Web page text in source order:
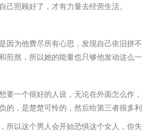
照顾好了，才有力量去经营生活。
为他费尽所有心思，发现自己依旧拼
熬，所以她的能量也只够他发动这么一
一个很好的人设，无论在外面怎么作
，是楚楚可怜的，然后给第三者很多利
以这个男人会开始恐惧这个女人，你